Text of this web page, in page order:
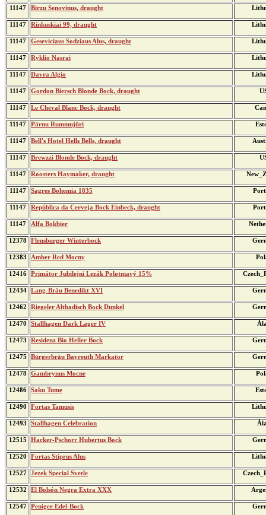
11147 Birzu Senovinus, draught
11147 Rinkuskiai 99, draught
11147 Geseviciaus Sodziaus Alus, draught
11147 Ryklio Nasrai
11147 Davra Algio
11147 Gordon Biersch Blonde Bock, draught
11147 Le Cheval Blanc Bock, draught
11147 Pärnu Rummujüri
11147 Bell's Hotel Hells Bells, draught
11147 Brewzzi Blonde Bock, draught
11147 Roosters Haymaker, draught
11147 Sagres Bohemia 1835
11147 República da Cerveja Bock Einbeck, draught
11147 Alfa Bokbier
12378 Flensburger Winterbock
12383 Amber Red Mocny
12416 Primátor Jubilejni Lezák Polotmavý 15%
12434 Lang-Bräu Benedikt XVI
12462 Riegeler Altbadisch Bock Dunkel
12470 Stallhagen Dark Lager IV
12473 Residenz Bio Heller Bock
12475 Bürgerbräu Bayreuth Markator
12478 Gambrynus Mocne
12486 Saku Tume
12490 Fortas Tamusis
12493 Stallhagen Celebration
12515 Hacker-Pschorr Hubertus Bock
12520 Fortas Stiprus Alus
12527 Jezek Special Svetle
12532 El Bolsón Negra Extra XXX
12547 Peniger Edel-Bock